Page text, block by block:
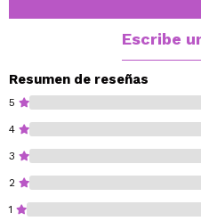
Escribe
Resumen de reseñas
5
4
3
2
1